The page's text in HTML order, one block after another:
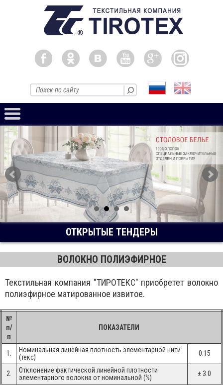
ОТКРЫТЫЕ ТЕНДЕРЫ
ВОЛОКНО ПОЛИЭФИРНОЕ
Текстильная компания "ТИРОТЕКС" приобретет волокно
полиэфирное матированное извитое.
№
п/
п
ПОКАЗАТЕЛИ
1.
Номинальная линейная плотность элементарной нити
(текс)
0.15
2.
Отклонение фактической линейной плотности
элементарного волокна от номинальной (%)
± 3.0